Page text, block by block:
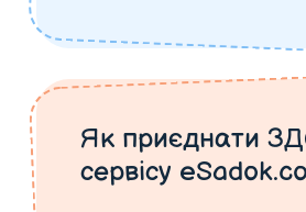
Як приєднати
сервісу